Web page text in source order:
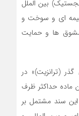
بین الملل
ای و سوخت و
مشوق ها و حمایت
(ترانزیت)» در
ماده حداکثر ظرف
این سند مشتمل بر